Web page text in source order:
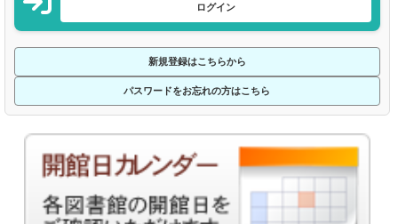
ログイン
新規登録はこちらから
パスワードをお忘れの方はこちら